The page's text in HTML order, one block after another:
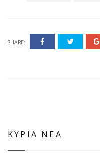
SHARE:
ΚΥΡΙΑ ΝΕΑ